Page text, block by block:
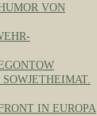
VON
IN EUROPA